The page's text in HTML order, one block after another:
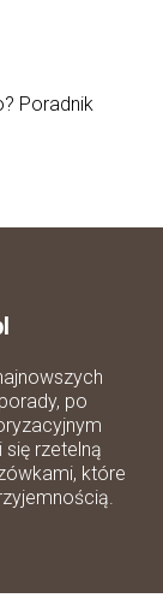
Poradnik
po
rzetelną
które